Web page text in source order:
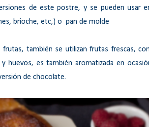
de este postre, y se pueden usar
brioche, etc,) o pan de molde
frutas, también se utilizan frutas frescas,
huevos, es también aromatizada en
de chocolate.